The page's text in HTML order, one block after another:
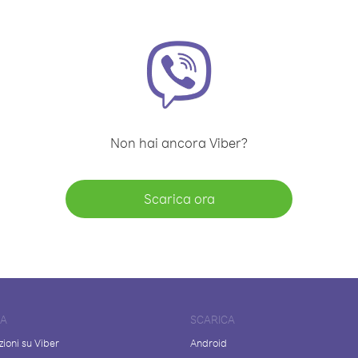
Non hai ancora Viber?
Scarica ora
su Viber
SCARICA
Android